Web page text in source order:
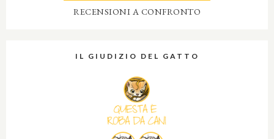
RECENSIONI A CONFRONTO
IL GIUDIZIO DEL GATTO